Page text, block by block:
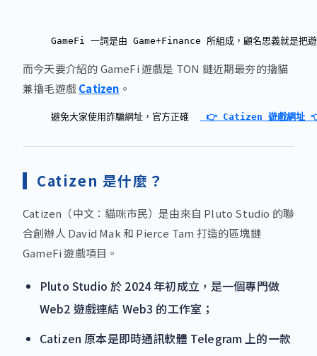
GameFi 一詞是由 Game+Finance 所組成，顧名思義就是把遊
而今天要介紹的 GameFi 遊戲是 TON 鏈近期最夯的擼貓
兼擼毛遊戲Catizen 。
避免大家使用詐騙網址，官方正確 👉 Catizen 遊戲網址
Catizen 是什麼？
Catizen（中文：貓咪市民）是由來自 Pluto Studio 的聯
合創辦人 David Mak 和 Pierce Tam 打造的區塊鏈
GameFi 遊戲項目。
Pluto Studio 於 2024 年初成立，是一個專門做
Web2 遊戲連結 Web3 的工作室；
Catizen 原本是即時通訊軟體 Telegram 上的一款